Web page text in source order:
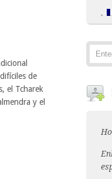
de
el Tcharek
y el